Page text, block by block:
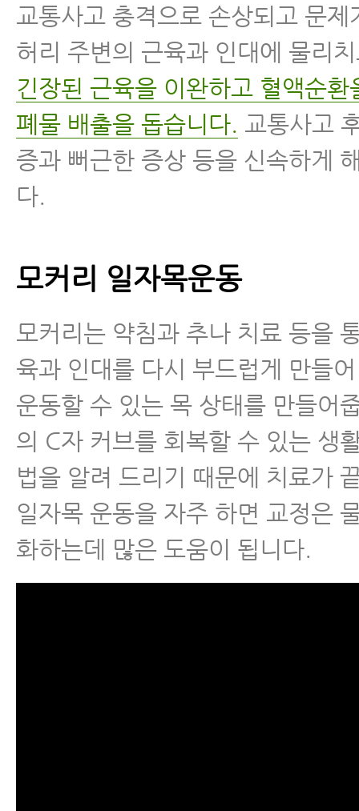
교통사고 충격으로 손상되고 문제
허리 주변의 근육과 인대에 물리
긴장된 근육을 이완하고 혈액순환
폐물 배출을 돕습니다. 교통사고
증과 뻐근한 증상 등을 신속하게
다.
모커리 일자목운동
모커리는 약침과 추나 치료 등을
육과 인대를 다시 부드럽게 만들
운동할 수 있는 목 상태를 만들어
의 C자 커브를 회복할 수 있는 생
법을 알려 드리기 때문에 치료가
일자목 운동을 자주 하면 교정은
화하는데 많은 도움이 됩니다.